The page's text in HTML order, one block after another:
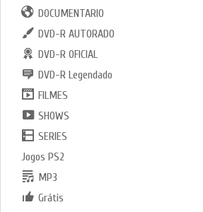
DOCUMENTARIO
DVD-R AUTORADO
DVD-R OFICIAL
DVD-R Legendado
FILMES
SHOWS
SERIES
Jogos PS2
MP3
Grátis